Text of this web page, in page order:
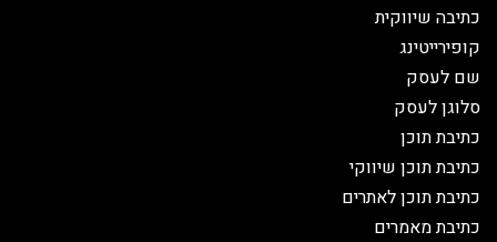
כתיבה שיווקית
קופירייטינג
שם לעסק
סלוגן לעסק
כתיבת תוכן
כתיבת תוכן שיווקי
כתיבת תוכן לאתרים
כתיבת מאמרים